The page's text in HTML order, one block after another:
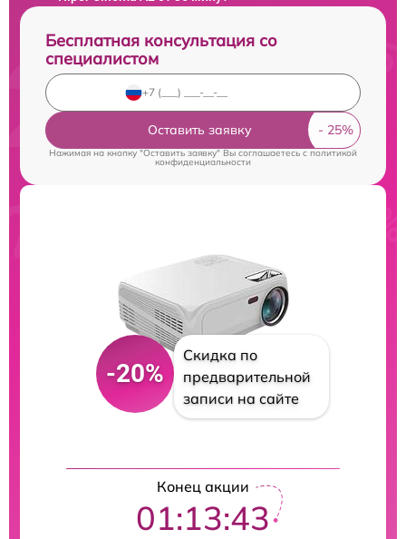
Бесплатная консультация со
специалистом
Оставить заявку
Нажимая на кнопку "Оставить заявку" Вы соглашаетесь cполитикой
конфиденциальности
-20%
Скидка по
предварительной
записи на сайте
Конец акции
01:13:42